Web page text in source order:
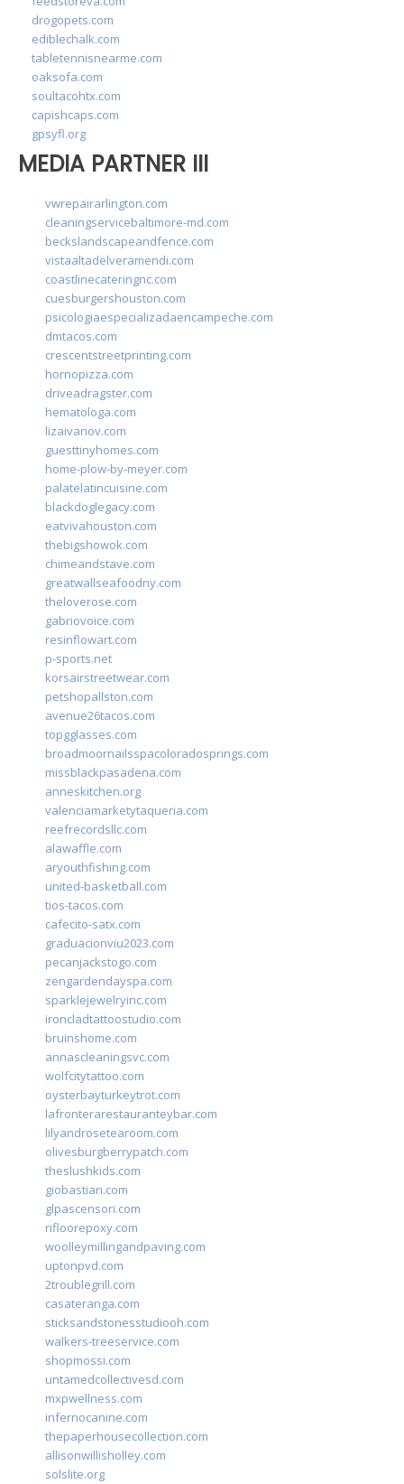
drogopets.com
ediblechalk.com
tabletennisnearme.com
oaksofa.com
soultacohtx.com
capishcaps.com
gpsyfl.org
MEDIA PARTNER III
vwrepairarlington.com
cleaningservicebaltimore-md.com
beckslandscapeandfence.com
vistaaltadelveramendi.com
coastlinecateringnc.com
cuesburgershouston.com
psicologiaespecializadaencampeche.com
dmtacos.com
crescentstreetprinting.com
hornopizza.com
driveadragster.com
hematologa.com
lizaivanov.com
guesttinyhomes.com
home-plow-by-meyer.com
palatelatincuisine.com
blackdoglegacy.com
eatvivahouston.com
thebigshowok.com
chimeandstave.com
greatwallseafoodny.com
theloverose.com
gabriovoice.com
resinflowart.com
p-sports.net
korsairstreetwear.com
petshopallston.com
avenue26tacos.com
topgglasses.com
broadmoornailsspacoloradosprings.com
missblackpasadena.com
anneskitchen.org
valenciamarketytaqueria.com
reefrecordsllc.com
alawaffle.com
aryouthfishing.com
united-basketball.com
tios-tacos.com
cafecito-satx.com
graduacionviu2023.com
pecanjackstogo.com
zengardendayspa.com
sparklejewelryinc.com
ironcladtattoostudio.com
bruinshome.com
annascleaningsvc.com
wolfcitytattoo.com
oysterbayturkeytrot.com
lafronterarestauranteybar.com
lilyandrosetearoom.com
olivesburgberrypatch.com
theslushkids.com
giobastian.com
glpascensori.com
rifloorepoxy.com
woolleymillingandpaving.com
uptonpvd.com
2troublegrill.com
casateranga.com
sticksandstonesstudiooh.com
walkers-treeservice.com
shopmossi.com
untamedcollectivesd.com
mxpwellness.com
infernocanine.com
thepaperhousecollection.com
allisonwillisholley.com
solslite.org